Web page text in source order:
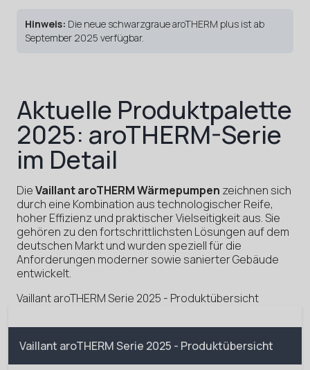
Hinweis: Die neue schwarzgraue aroTHERM plus ist ab
September 2025 verfügbar.
Aktuelle Produktpalette
2025: aroTHERM-Serie
im Detail
DieVaillant aroTHERM Wärmepumpen zeichnen sich
durch eine Kombination aus technologischer Reife,
hoher Effizienz und praktischer Vielseitigkeit aus. Sie
gehören zu den fortschrittlichsten Lösungen auf dem
deutschen Markt und wurden speziell für die
Anforderungen moderner sowie sanierter Gebäude
entwickelt.
Vaillant aroTHERM Serie 2025 - Produktübersicht
Vaillant aroTHERM Serie 2025 - Produktübersicht